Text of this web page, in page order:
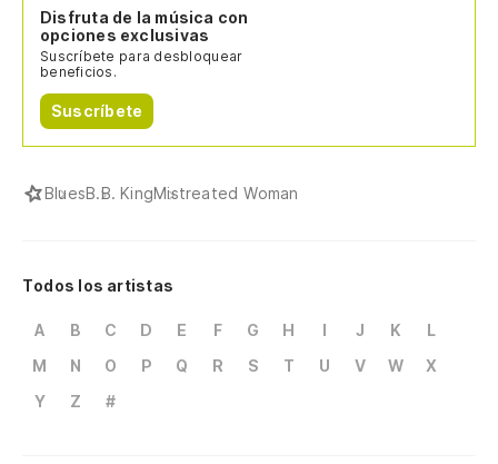
Disfruta de la música con
opciones exclusivas
Suscríbete para desbloquear
beneficios.
Suscríbete
BluesB.B. KingMistreated Woman
Todos los artistas
A B C D E F G H I J K
L
M
N O P Q R S T U V W
X
Y
Z #